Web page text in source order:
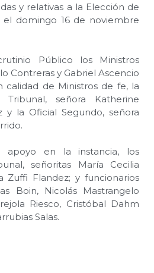
y relativas a la Elección de
el domingo 16 de noviembre
Público los Ministros
Contreras y Gabriel Ascencio
calidad de Ministros de fe, la
señora Katherine
y la Oficial Segundo, señora
apoyo en la instancia, los
señoritas María Cecilia
Zuffi Flandez; y funcionarios
Boin, Nicolás Mastrangelo
Riesco, Cristóbal Dahm
Salas.